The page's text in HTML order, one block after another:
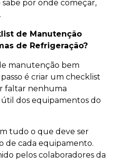
sabe por onde começar,
de Manutenção
de Refrigeração?
manutenção bem
é criar um checklist
faltar nenhuma
dos equipamentos do
tudo o que deve ser
de cada equipamento.
pelos colaboradores da